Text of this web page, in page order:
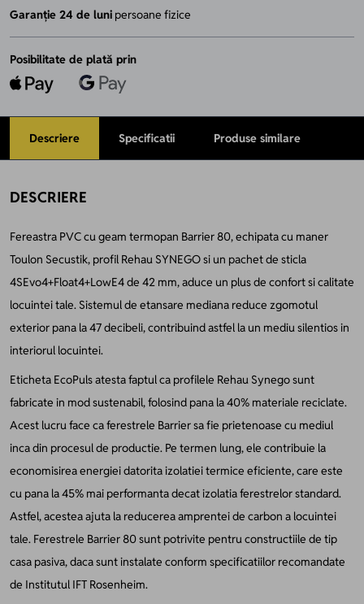
Garanție 24 de luni persoane fizice
Posibilitate de plată prin
Descriere Specificatii Produse similare
DESCRIERE
Fereastra PVC cu geam termopan Barrier 80, echipata cu maner
Toulon Secustik, profil Rehau SYNEGO si un pachet de sticla
4SEvo4+Float4+LowE4 de 42 mm, aduce un plus de confort si calitate
locuintei tale. Sistemul de etansare mediana reduce zgomotul
exterior pana la 47 decibeli, contribuind astfel la un mediu silentios in
interiorul locuintei.
Eticheta EcoPuls atesta faptul ca profilele Rehau Synego sunt
fabricate in mod sustenabil, folosind pana la 40% materiale reciclate.
Acest lucru face ca ferestrele Barrier sa fie prietenoase cu mediul
inca din procesul de productie. Pe termen lung, ele contribuie la
economisirea energiei datorita izolatiei termice eficiente, care este
cu pana la 45% mai performanta decat izolatia ferestrelor standard.
Astfel, acestea ajuta la reducerea amprentei de carbon a locuintei
tale. Ferestrele Barrier 80 sunt potrivite pentru constructiile de tip
casa pasiva, daca sunt instalate conform specificatiilor recomandate
de Institutul IFT Rosenheim.